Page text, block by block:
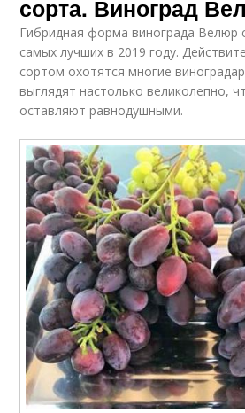
сорта. Виноград
Гибридная форма винограда Велюр
самых лучших в 2019 году.
сортом охотятся многие
выглядят настолько великолепно,
оставляют равнодушными.